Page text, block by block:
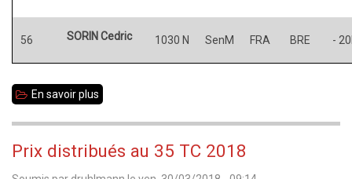
56 SORIN Cedric 1030 N SenM FRA BRE -
En savoir plus
2018
Prix distribués au 35 TC 2018